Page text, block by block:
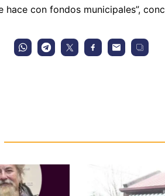
hace con fondos municipales”,